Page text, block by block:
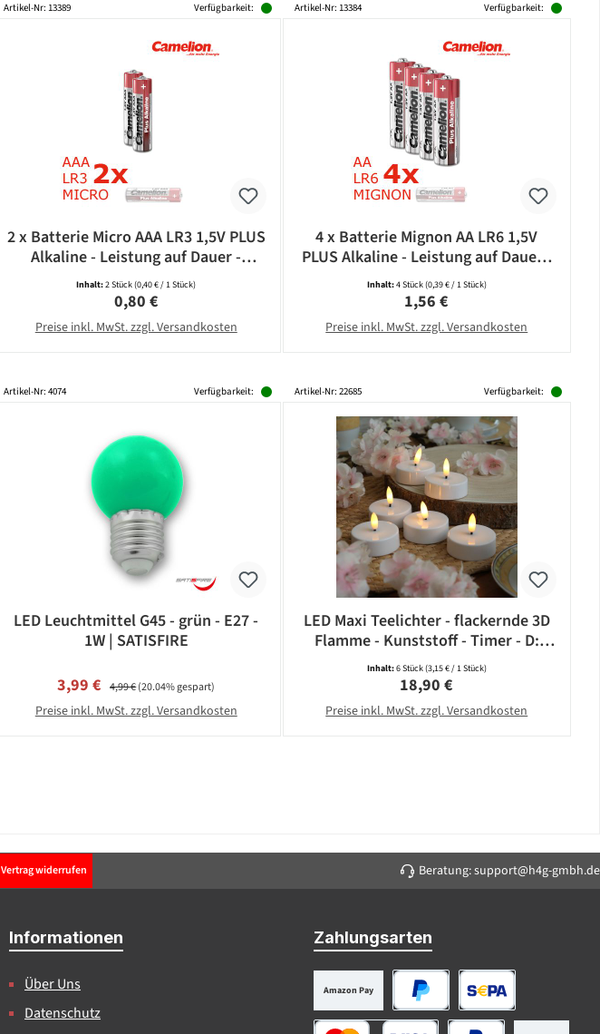
Artikel-Nr: 13389 Verfügbarkeit:
2 x Batterie Micro AAA LR3 1,5V PLUS
Alkaline - Leistung auf Dauer -
CAMELION
Inhalt:2 Stück(0,40 € / 1 Stück)
Regulärer Preis:
0,80 €
Preise inkl. MwSt. zzgl. Versandkosten
Artikel-Nr: 13384 Verfügbarkeit:
4 x Batterie Mignon AA LR6 1,5V
PLUS Alkaline - Leistung auf Dauer -
CAMELION
Inhalt:4 Stück(0,39 € / 1 Stück)
Regulärer Preis:
1,56 €
Preise inkl. MwSt. zzgl. Versandkosten
Artikel-Nr: 4074 Verfügbarkeit:
LED Leuchtmittel G45 - grün - E27 -
1W | SATISFIRE
Verkaufspreis:
3,99 € Regulärer Preis:
4,99 €(20.04% gespart)
Preise inkl. MwSt. zzgl. Versandkosten
Artikel-Nr: 22685 Verfügbarkeit:
LED Maxi Teelichter - flackernde 3D
Flamme - Kunststoff - Timer - D:
5,8cm - weiß - 6er Set
Inhalt:6 Stück(3,15 € / 1 Stück)
Regulärer Preis:
18,90 €
Preise inkl. MwSt. zzgl. Versandkosten
Vertrag widerrufen Beratung: support@h4g-gmbh.de
Informationen
Über Uns
Datenschutz
Zahlungsarten
Amazon Pay
PayPal SEPA Lastschrift